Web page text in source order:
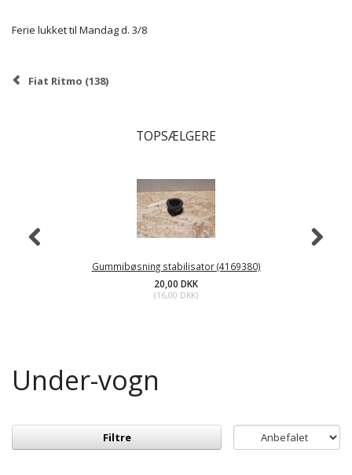
Ferie lukket til Mandag d. 3/8
Fiat Ritmo (138)
TOPSÆLGERE
Gummibøsning stabilisator (4169380)
20,00 DKK
(16,00 DKK)
Under-vogn
Filtre